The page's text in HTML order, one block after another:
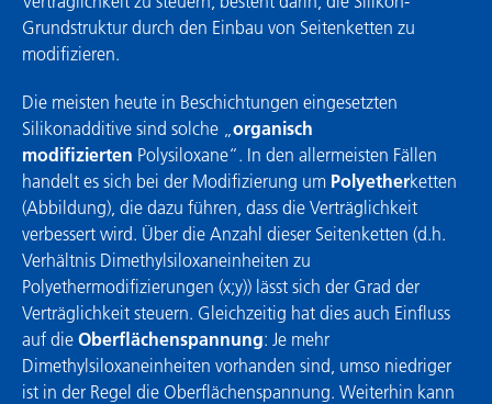
Grundstruktur durch den Einbau von Seitenketten zu
modifizieren.
Die meisten heute in Beschichtungen eingesetzten
Silikonadditive sind solche „ organisch
modifizierten Polysiloxane“. In den allermeisten Fällen
handelt es sich bei der Modifizierung um Polyetherketten
(Abbildung), die dazu führen, dass die Verträglichkeit
verbessert wird. Über die Anzahl dieser Seitenketten (d.h.
Verhältnis Dimethylsiloxaneinheiten zu
Polyethermodifizierungen (x;y)) lässt sich der Grad der
Verträglichkeit steuern. Gleichzeitig hat dies auch Einfluss
auf die Oberflächenspannung: Je mehr
Dimethylsiloxaneinheiten vorhanden sind, umso niedriger
ist in der Regel die Oberflächenspannung. Weiterhin kann